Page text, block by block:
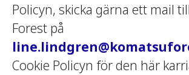
Policyn, skicka gärna ett mail
Forest på
Cookie Policyn för den här